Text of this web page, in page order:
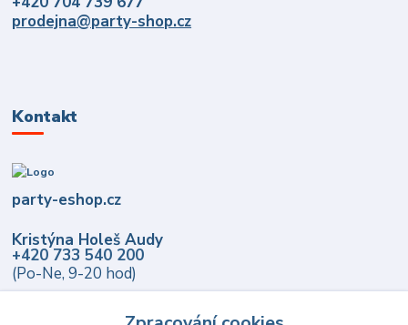
prodejna@party-shop.cz
Kontakt
party-eshop.cz
Kristýna Holeš Audy
+420 733 540 200
(Po-Ne, 9-20 hod)